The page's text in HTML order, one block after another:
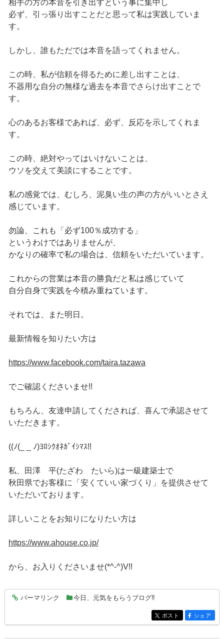
相手の方の本音を引き出すという事に集中し
必ず、引っ張り出すことだと思って私は実践していま
す。
しかし、誰もただでは本音を語ってくれません。
この時、私が信頼を得るために差し出すことは、
不器用な自分の無様な過去を本音でさらけ出すことで
す。
心のあるお客様であれば、必ず、反応を示してくれま
す。
この時、絶対やってはいけないことは、
ウソを交えて美談にすることです。
私の感覚では、むしろ、泥臭い生の声の方がいいとさえ
感じています。
勿論、これも「必ず100％成功する」
というわけではありませんが、
かなりの確率で私の場合は、信頼をいただいています。
これからの営業は本音の勝負だと私は感じていて
自分自身で実践を今積み重ねています。
それでは、また明日。
最新情報を知りたい方は
https://www.facebook.com/taira.tazawa
でご確認くださいませ!!
もちろん、友達申請してくだされば、喜んで承認させて
いただきます。
((ﾉ(_ _ ﾉ)ﾖﾛｼｸｵﾈｶﾞｲｼﾏｽ!!
私、田澤 平(たざわ たいら)は一級建築士で
秋田県でお客様に「安くていい家づくり」を提供させて
いただいております。
詳しいことをお知りになりたい方は
https://www.ahouse.co.jp/
から、お入りくださいませ(*^-^)V!!
entry4212
パーマリンク 今日、元気をもらうブログ‼
entry4212
ポスト entry4212
シェア